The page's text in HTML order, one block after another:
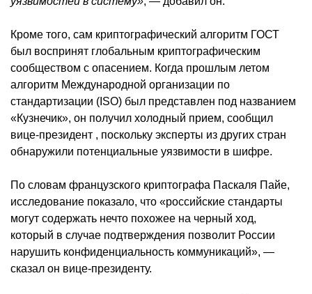
Кроме того, сам криптографический алгоритм ГОСТ
был воспринят глобальным криптографическим
сообществом с опасением. Когда прошлым летом
алгоритм Международной организации по
стандартизации (ISO) был представлен под названием
«Кузнечик», он получил холодный прием, сообщил
вице-президент , поскольку эксперты из других стран
обнаружили потенциальные уязвимости в шифре.
По словам французского криптографа Паскаля Пайе,
исследование показало, что «российские стандарты
могут содержать нечто похожее на черный ход,
который в случае подтверждения позволит России
нарушить конфиденциальность коммуникаций», —
сказал он вице-президенту.